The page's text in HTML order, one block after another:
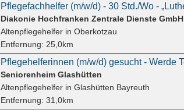
Diakonie Hochfranken Zentrale Dienste GmbH
Altenpflegehelferin Oberkotzau
Entfernung: 25,0km
Seniorenheim Glashütten
Altenpflegehelferin Glashütten Bayreuth
Entfernung: 31,0km